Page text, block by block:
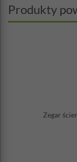
Duracell AA oraz
Średnica: 32
Materiał:
Zasilanie:
Zestaw
Produkty
Zegar